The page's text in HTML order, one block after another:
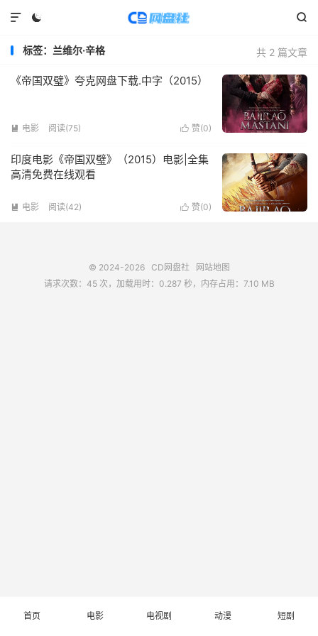
 

共 2 篇文章
标签：兰维尔·辛格
《帝国双璧》夸克网盘下载.中字（2015）
 赞(0)
 电影 阅读(75)
印度电影《帝国双璧》（2015）电影|全集
高清免费在线观看
 赞(0)
 电影 阅读(42)
© 2024-2026 CD网盘社
网站地图
请求次数：45 次，加载用时：0.287 秒，内存占用：7.10 MB
首页 电影 电视剧 动漫 短剧